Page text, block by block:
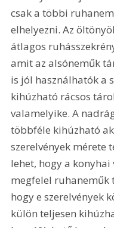
csak a többi
elhelyezni. Az
átlagos
amit az alsóneműk
is jól használhatók a
kihúzható rácsos
valamelyike. A
többféle kihúzható
szerelvények mérete
lehet, hogy a
megfelel ruhaneműk
hogy e szerelvények
külön teljesen